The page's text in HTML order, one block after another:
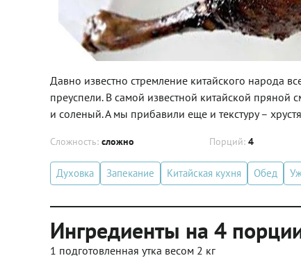
Давно известно стремление китайского народа
преуспели. В самой известной китайской пряной
и соленый. А мы прибавили еще и текстуру –
Сложность: сложно Порций: 4
Духовка Запекание Китайская кухня Обед
Ингредиенты на 4
1 подготовленная утка весом 2 кг